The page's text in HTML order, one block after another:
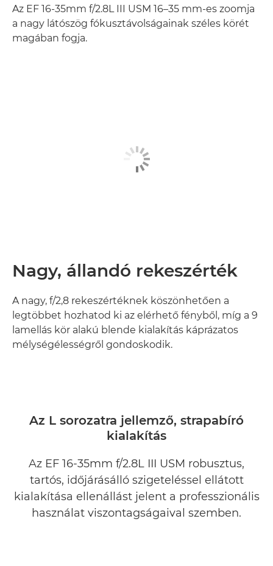
Az EF 16-35mm f/2.8L III USM 16–35 mm-es zoomja
a nagy látószög fókusztávolságainak széles körét
magában fogja.
Nagy, állandó rekeszérték
A nagy, f/2,8 rekeszértéknek köszönhetően a
legtöbbet hozhatod ki az elérhető fényből, míg a 9
lamellás kör alakú blende kialakítás káprázatos
mélységélességről gondoskodik.
Az L sorozatra jellemző, strapabíró
kialakítás
Az EF 16-35mm f/2.8L III USM robusztus,
tartós, időjárásálló szigeteléssel ellátott
kialakítása ellenállást jelent a professzionális
használat viszontagságaival szemben.